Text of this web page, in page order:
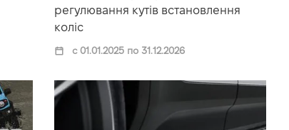
регулювання кутів встановлення
коліс
с 01.01.2025 по 31.12.2026